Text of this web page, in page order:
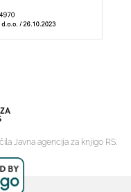
Javna agencija za knjigo RS.